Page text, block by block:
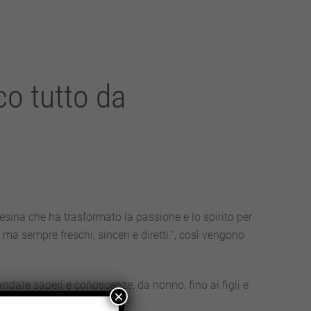
tutto da
che ha trasformato la passione e lo spirito per
sempre freschi, sinceri e diretti.”, così vengono
saperi e conoscenze, da nonno, fino ai figli e
×